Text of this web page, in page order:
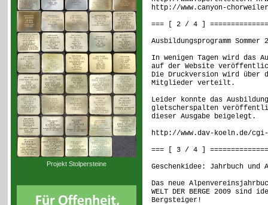
Projekt Stolpersteine
http://www.canyon-
=== [ 2 / 4 ]
Ausbildungsprogramm Sommer
In wenigen Tagen wird das
auf der Website
Die Druckversion wird über
Mitglieder verteilt.
Leider konnte das
gletscherspalten
dieser Ausgabe beigelegt.
http://www.dav-koeln.de/
=== [ 3 / 4 ]
Geschenkidee: Jahrbuch und
Das neue
WELT DER BERGE 2009
Bergsteiger!